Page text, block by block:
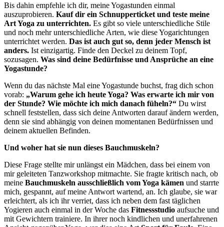
Bis dahin empfehle ich dir, meine Yogastunden einmal
auszuprobieren. Kauf dir ein Schnupperticket und teste meine
Art Yoga zu unterrichten. Es gibt so viele unterschiedliche Stile
und noch mehr unterschiedliche Arten, wie diese Yogarichtungen
unterrichtet werden. Das ist auch gut so, denn jeder Mensch ist
anders. Ist einzigartig. Finde den Deckel zu deinem Topf,
sozusagen. Was sind deine Bedürfnisse und Ansprüche an eine
Yogastunde?
Wenn du das nächste Mal eine Yogastunde buchst, frag dich schon
vorab: „Warum gehe ich heute Yoga? Was erwarte ich mir von
der Stunde? Wie möchte ich mich danach füheln?“ Du wirst
schnell feststellen, dass sich deine Antworten darauf ändern werden,
denn sie sind abhängig von deinen momentanen Bedürfnissen und
deinem aktuellen Befinden.
Und woher hat sie nun dieses Bauchmuskeln?
Diese Frage stellte mir unlängst ein Mädchen, dass bei einem von
mir geleiteten Tanzworkshop mitmachte. Sie fragte kritisch nach, ob
meine Bauchmuskeln ausschließlich vom Yoga kämen und starrte
mich, gespannt, auf meine Antwort wartend, an. Ich glaube, sie war
erleichtert, als ich ihr verriet, dass ich neben dem fast täglichen
Yogieren auch einmal in der Woche das Fitnessstudio aufsuche und
mit Gewichtern trainiere. In ihrer noch kindlichen und unerfahrenen